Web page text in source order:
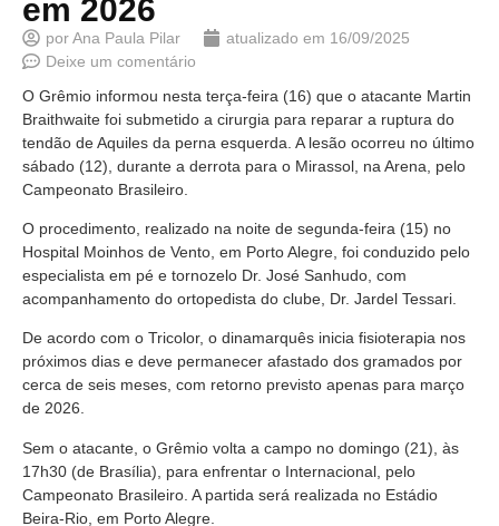
em 2026
porAna Paula Pilar atualizado em 16/09/2025
Deixe um comentário
O Grêmio informou nesta terça-feira (16) que o atacante Martin
Braithwaite foi submetido a cirurgia para reparar a ruptura do
tendão de Aquiles da perna esquerda. A lesão ocorreu no último
sábado (12), durante a derrota para o Mirassol, na Arena, pelo
Campeonato Brasileiro.
O procedimento, realizado na noite de segunda-feira (15) no
Hospital Moinhos de Vento, em Porto Alegre, foi conduzido pelo
especialista em pé e tornozelo Dr. José Sanhudo, com
acompanhamento do ortopedista do clube, Dr. Jardel Tessari.
De acordo com o Tricolor, o dinamarquês inicia fisioterapia nos
próximos dias e deve permanecer afastado dos gramados por
cerca de seis meses, com retorno previsto apenas para março
de 2026.
Sem o atacante, o Grêmio volta a campo no domingo (21), às
17h30 (de Brasília), para enfrentar o Internacional, pelo
Campeonato Brasileiro. A partida será realizada no Estádio
Beira-Rio, em Porto Alegre.